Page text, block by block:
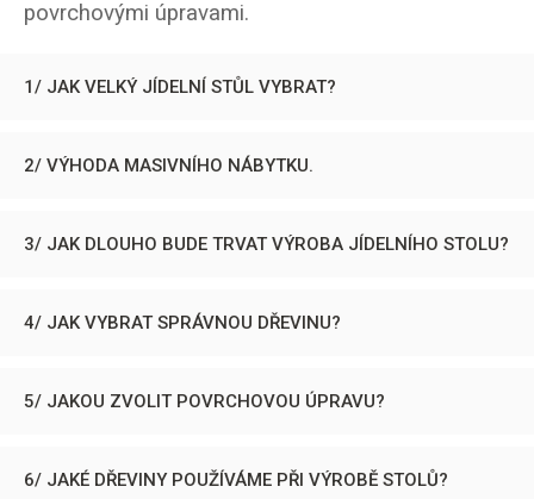
povrchovými úpravami.
1/ JAK VELKÝ JÍDELNÍ STŮL VYBRAT?
2/ VÝHODA MASIVNÍHO NÁBYTKU.
3/ JAK DLOUHO BUDE TRVAT VÝROBA JÍDELNÍHO STOLU?
4/ JAK VYBRAT SPRÁVNOU DŘEVINU?
5/ JAKOU ZVOLIT POVRCHOVOU ÚPRAVU?
6/ JAKÉ DŘEVINY POUŽÍVÁME PŘI VÝROBĚ STOLŮ?